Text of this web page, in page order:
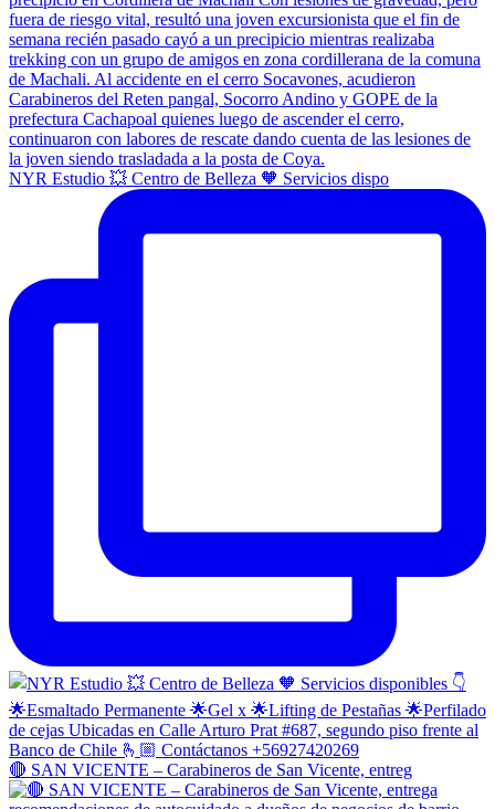
NYR Estudio 💥 Centro de Belleza 🧡 Servicios dispo
🔴 SAN VICENTE – Carabineros de San Vicente, entreg